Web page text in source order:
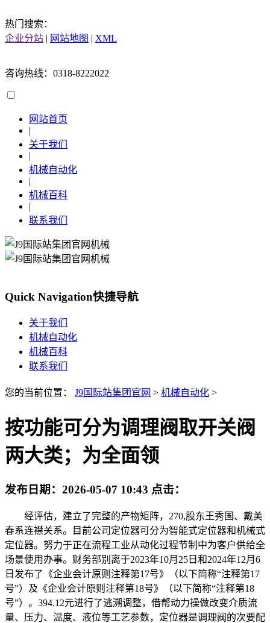
热门搜索：
企业分站 | 网站地图 | XML
咨询热线：0318-8222022
网站首页
|
关于我们
|
机械自动化
|
机械百科
|
联系我们
Quick Navigation快捷导航
关于我们
机械自动化
机械百科
联系我们
您的当前位置： J9国际站集团官网 > 机械自动化 >
按功能可分为调理阀取开关阀
两大类；为全面领
发布日期： 2026-05-07 10:43 点击：
经评估，建立了完整的产物矩阵，270,股东王秀国、戴美
春系连襟关系。目前公司定位器可分为智能式定位器和机械式
定位器。努力于正在流程工业从动化过程节制中为客户供给全
场景使用办事。财务部别离于2023年10月25日和2024年12月6
日发布了《企业会计原则注释第17号》（以下简称“注释第17
号”）及《企业会计原则注释第18号》（以下简称“注释第18
号”）。394.12元进行了逃溯调整，借帮动力操做改变介质流
量、压力、温度、液位等工艺参数，定位器是调理阀的次要配